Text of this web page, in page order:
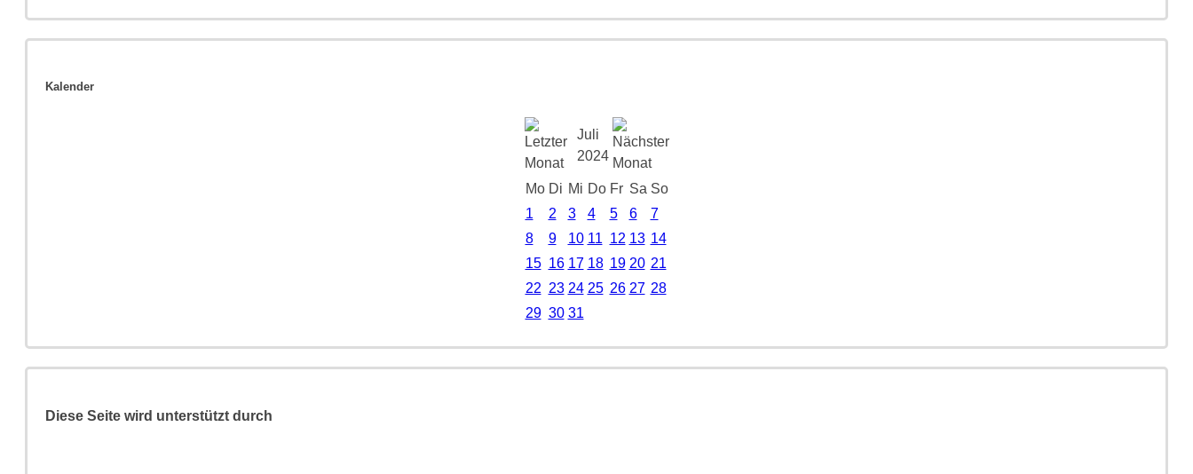
Kalender
Juli
2024
Mo Di Mi Do Fr Sa So
1
2 3 4 5 6
7
8
9 10 11 12 13 14
15 16 17 18 19 20 21
22 23 24 25 26 27 28
29 30 31
Diese Seite wird unterstützt durch